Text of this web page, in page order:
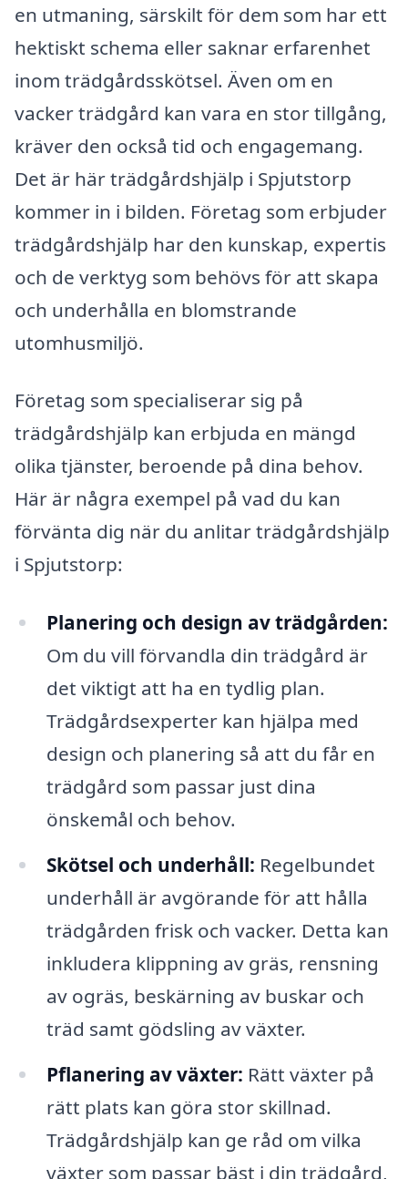
en utmaning, särskilt för dem som har ett
hektiskt schema eller saknar erfarenhet
inom trädgårdsskötsel. Även om en
vacker trädgård kan vara en stor tillgång,
kräver den också tid och engagemang.
Det är här trädgårdshjälp i Spjutstorp
kommer in i bilden. Företag som erbjuder
trädgårdshjälp har den kunskap, expertis
och de verktyg som behövs för att skapa
och underhålla en blomstrande
utomhusmiljö.
Företag som specialiserar sig på
trädgårdshjälp kan erbjuda en mängd
olika tjänster, beroende på dina behov.
Här är några exempel på vad du kan
förvänta dig när du anlitar trädgårdshjälp
i Spjutstorp:
Planering och design av trädgården:
Om du vill förvandla din trädgård är
det viktigt att ha en tydlig plan.
Trädgårdsexperter kan hjälpa med
design och planering så att du får en
trädgård som passar just dina
önskemål och behov.
Skötsel och underhåll: Regelbundet
underhåll är avgörande för att hålla
trädgården frisk och vacker. Detta kan
inkludera klippning av gräs, rensning
av ogräs, beskärning av buskar och
träd samt gödsling av växter.
Pflanering av växter: Rätt växter på
rätt plats kan göra stor skillnad.
Trädgårdshjälp kan ge råd om vilka
växter som passar bäst i din trädgård,